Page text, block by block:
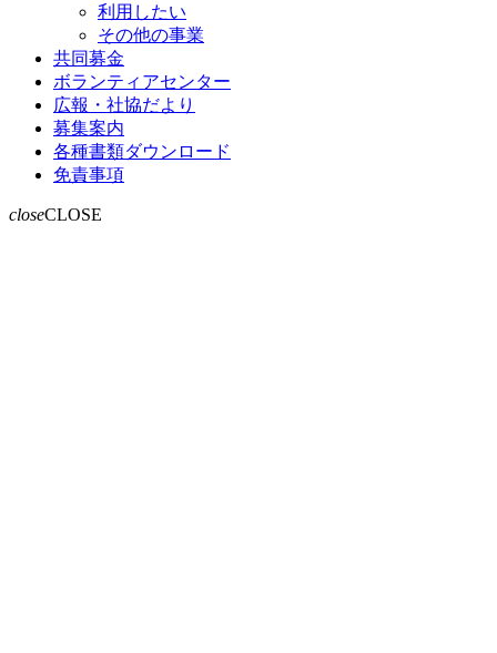
利用したい
その他の事業
共同募金
ボランティアセンター
広報・社協だより
募集案内
各種書類ダウンロード
免責事項
closeCLOSE